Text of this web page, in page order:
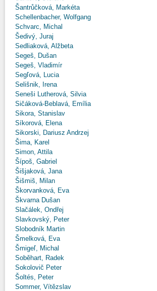
Šantrůčková, Markéta
Schellenbacher, Wolfgang
Schvarc, Michal
Šedivý, Juraj
Sedliaková, Alžbeta
Segeš, Dušan
Segeš, Vladimír
Segľová, Lucia
Selišnik, Irena
Seneši Lutherová, Silvia
Sičáková-Beblavá, Emília
Sikora, Stanislav
Síkorová, Elena
Sikorski, Dariusz Andrzej
Šima, Karel
Simon, Attila
Šípoš, Gabriel
Šišjaková, Jana
Šišmiš, Milan
Škorvanková, Eva
Škvarna Dušan
Slačálek, Ondřej
Slavkovský, Peter
Slobodník Martin
Šmelková, Eva
Šmigeľ, Michal
Soběhart, Radek
Sokolovič Peter
Šoltés, Peter
Sommer, Vítězslav